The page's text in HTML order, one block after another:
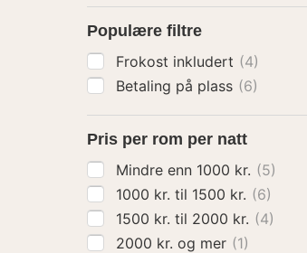
Populære filtre
Frokost inkludert (4)
Betaling på plass (6)
Pris per rom per natt
Mindre enn 1000 kr. (5)
1000 kr. til 1500 kr. (6)
1500 kr. til 2000 kr. (4)
2000 kr. og mer (1)